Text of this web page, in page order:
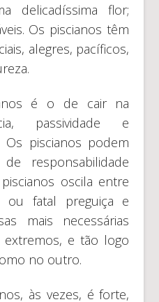
delicadíssima flor;
Os piscianos têm
alegres, pacíficos,
é o de cair na
passividade e
Os piscianos podem
responsabilidade
oscila entre
ou fatal preguiça e
mais necessárias
extremos, e tão logo
no outro.
às vezes, é forte,